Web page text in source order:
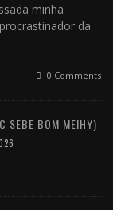
minha
da
0 Comments
SEBE BOM MEIHY)